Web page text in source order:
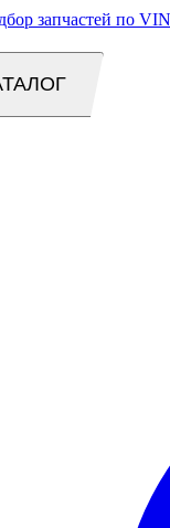
запчастей по